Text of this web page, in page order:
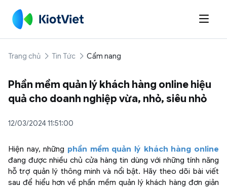

Trang chủ Tin Tức Cẩm nang
Phần mềm quản lý khách hàng online hiệu
quả cho doanh nghiệp vừa, nhỏ, siêu nhỏ
12/03/2024 11:51:00
Hiện nay, những phần mềm quản lý khách hàng online
đang được nhiều chủ cửa hàng tin dùng với những tính năng
hỗ trợ quản lý thông minh và nổi bật. Hãy theo dõi bài viết
sau để hiểu hơn về phần mềm quản lý khách hàng đơn giản